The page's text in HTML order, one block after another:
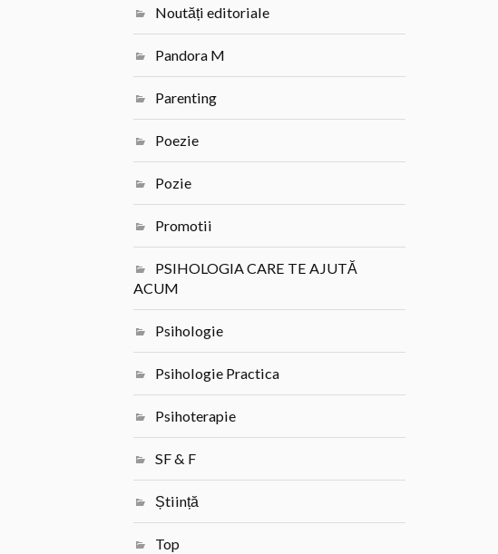
Noutăți editoriale
Pandora M
Parenting
Poezie
Pozie
Promotii
PSIHOLOGIA CARE TE AJUTĂ
ACUM
Psihologie
Psihologie Practica
Psihoterapie
SF & F
Știință
Top